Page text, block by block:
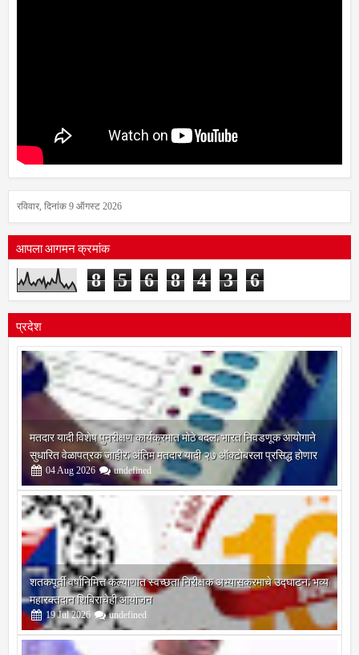
रविवार, दिनांक 9 ऑगस्ट 2026
आपला आगमन क्रमांक
8 5 6 8 4 3 6
प्रदेश
मतदार यादी विशेष पुनरीक्षण कार्यक्रमात मोठे बदल; भारत निवडणूक आयोगाने
सुधारित वेळापत्रक जाहीर; अंतिम मतदार यादी २७ ऑक्टोबरला प्रसिद्ध होणार
04Aug 2026 undefined
शतकपूर्ती वर्षानिमित्त कल्याणात स्वच्छता निरीक्षक अभ्यासक्रमाचे उद्घाटन; भव्य
महारक्तदान शिबिराचेही आयोजन
19 Jul 2026 undefined